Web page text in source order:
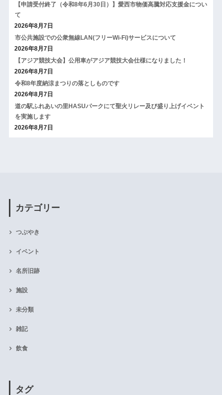
【申請受付終了（令和8年6月30日）】愛西市物価高騰対応支援金につい
て
2026年8月7日
市公共施設での公衆無線LAN(フリーWi-Fi)サービスについて
2026年8月7日
【アジア競技大会】公用車がアジア競技大会仕様になりました！
2026年8月7日
令和8年度納涼まつりの落としものです
2026年8月7日
道の駅ふれあいの里HASUパークにて聖火リレー及び盛り上げイベント
を実施します
2026年8月7日
カテゴリー
つぶやき
イベント
名所旧跡
施設
未分類
雑記
飲食
タグ